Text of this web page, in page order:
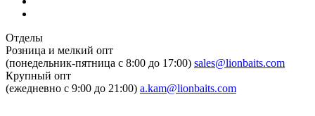
Отделы
Розница и мелкий опт
(понедельник-пятница c 8:00 до 17:00) sales@lionbaits.com
Крупный опт
(ежедневно с 9:00 до 21:00) a.kam@lionbaits.com